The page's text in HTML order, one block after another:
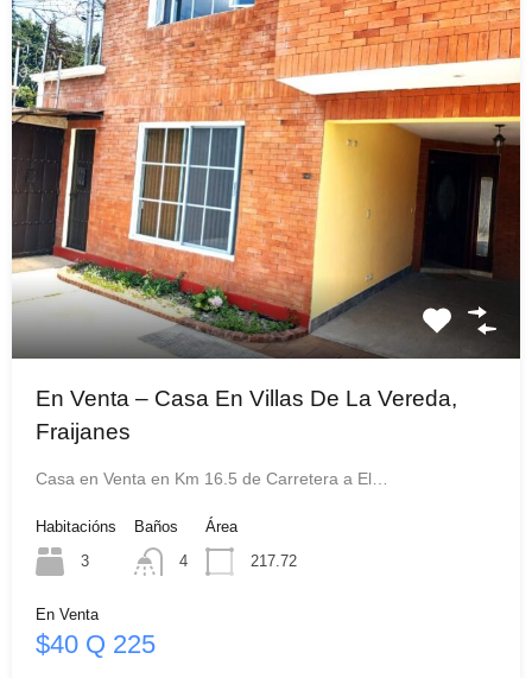
En Venta – Casa En Villas De La Vereda,
Fraijanes
Casa en Venta en Km 16.5 de Carretera a El…
Habitacións
3
Baños
4
Área
217.72
En Venta
$40 Q 225